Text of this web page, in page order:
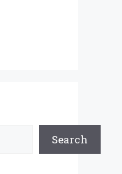
Search